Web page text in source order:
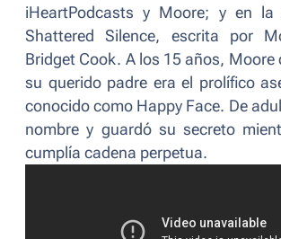
iHeartPodcasts y Moore; y en la
Shattered Silence, escrita por
Bridget Cook. A los 15 años, Moore
su querido padre era el prolífico
conocido como Happy Face. De
nombre y guardó su secreto
cumplía cadena perpetua.